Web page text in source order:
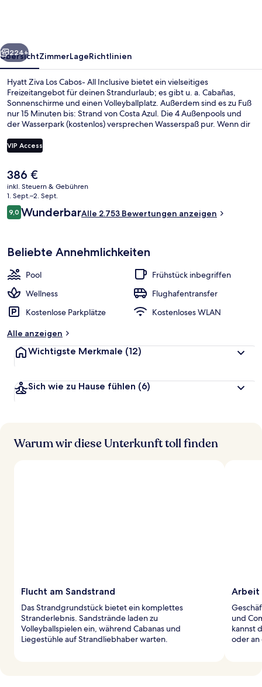
Weiter
224+
ÜbersichtZimmerLageRichtlinien
Hyatt Ziva Los Cabos- All Inclusive bietet ein vielseitiges
Freizeitangebot für deinen Strandurlaub; es gibt u. a. Cabañas,
Sonnenschirme und einen Volleyballplatz. Außerdem sind es zu Fuß
nur 15 Minuten bis: Strand von Costa Azul. Die 4 Außenpools und
der Wasserpark (kostenlos) versprechen Wasserspaß pur. Wenn dir
Wellnessbereich mit Sportmassagen, Aromatherapie und
Hydrotherapie verwöhnen lassen. Farina & Olio, eins von 8
geöffnet. Als weitere Highlights bietet diese Unterkunft im
luxuriösen Stil 7 Bars/Lounges, einen kostenlosen Kinderclub und
eine Poolbar. Der Pool und das hilfsbereite Personal erhalten tolle
Bewertungen von anderen Reisenden.
VIP Access
Der
aktuelle
Preis
beträgt
386 €.
386 €
inkl. Steuern & Gebühren
1. Sept.–2. Sept.
Bewertungen
9,09,0 von 10.
WunderbarAlle 2.753 Bewertungen anzeigen
Beliebte Annehmlichkeiten
Pool
Frühstück inbegriffen
Wellness
Flughafentransfer
Kostenlose Parkplätze
Kostenloses WLAN
Alle anzeigen
Wichtigste Merkmale (12)
Sich wie zu Hause fühlen (6)
Warum wir diese Unterkunft toll finden
Flucht am Sandstrand
Das Strandgrundstück bietet ein komplettes
Stranderlebnis. Sandstrände laden zu
Volleyballspielen ein, während Cabanas und
Liegestühle auf Strandliebhaber warten.
Arbeit
und
kannst
oder an